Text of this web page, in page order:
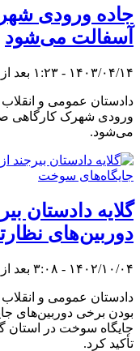
جاده ورودی
آسفالت می‌شود
۱۴۰۳/۰۴/۱۴ - ۱:۲۳ بعد از ظهر
دادستان عمومی و
ورودی شهرک کارگاهی
می‌شود.
گلایه دادستان
دوربین‌های
۱۴۰۲/۱۰/۰۴ - ۳:۰۸ بعد از ظهر
دادستان عمومی و
بودن برخی دوربین‌های
جایگاه سوخت در استان
تأکید کرد.